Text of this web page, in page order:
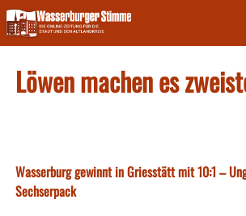
Skip
to
content
Löwen machen es
Wasserburg gewinnt in Griesstätt mit 10:1 –
Sechserpack